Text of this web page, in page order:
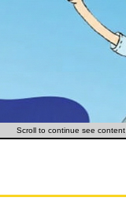
Scroll to continue see content